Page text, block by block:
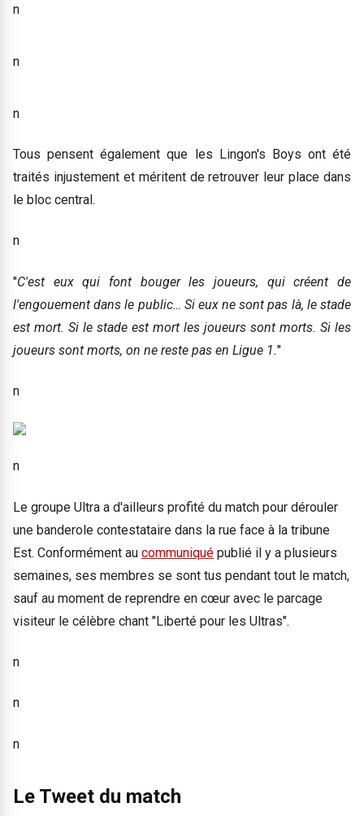
n
n
n
Tous pensent également que les Lingon's Boys ont été
traités injustement et méritent de retrouver leur place dans
le bloc central.
n
"C'est eux qui font bouger les joueurs, qui créent de
l'engouement dans le public… Si eux ne sont pas là, le stade
est mort. Si le stade est mort les joueurs sont morts. Si les
joueurs sont morts, on ne reste pas en Ligue 1."
n
n
Le groupe Ultra a d'ailleurs profité du match pour dérouler
une banderole contestataire dans la rue face à la tribune
Est. Conformément au communiqué publié il y a plusieurs
semaines, ses membres se sont tus pendant tout le match,
sauf au moment de reprendre en cœur avec le parcage
visiteur le célèbre chant "Liberté pour les Ultras".
n
n
n
Le Tweet du match